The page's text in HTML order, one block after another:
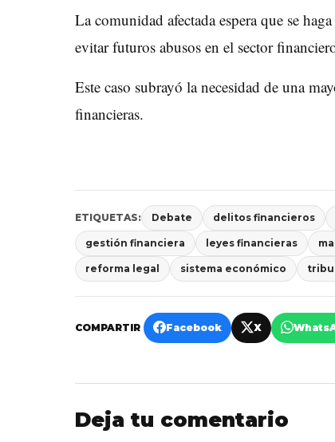
La comunidad afectada espera que se
evitar futuros abusos en el sector
Este caso subrayó la necesidad de una
financieras.
ETIQUETAS: Debate delitos financieros
gestión financiera leyes financieras
reforma legal sistema económico
COMPARTIR Facebook X
Deja tu comentario